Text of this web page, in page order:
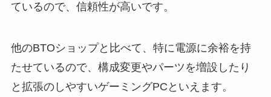
ているので、信頼性が高いです。
他のBTOショップと比べて、特に電源に余裕を持
たせているので、構成変更やパーツを増設したり
と拡張のしやすいゲーミングPCといえます。